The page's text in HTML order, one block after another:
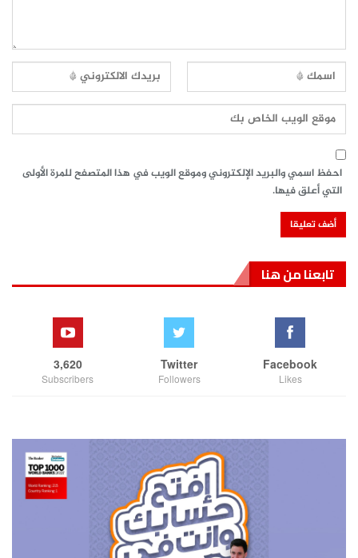
احفظ اسمي والبريد الإلكتروني وموقع الويب في هذا المتصفح للمرة الأولى
التي أعلق فيها.
تابعنا من هنا
Facebook
Likes
Twitter
Followers
3,620
Subscribers